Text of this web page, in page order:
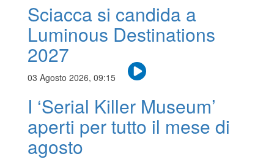
Sciacca si candida a
Luminous Destinations
2027
03 Agosto 2026, 09:15
I ‘Serial Killer Museum’
aperti per tutto il mese di
agosto